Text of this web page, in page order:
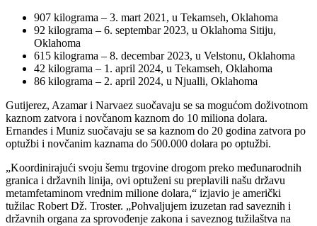
907 kilograma – 3. mart 2021, u Tekamseh, Oklahoma
92 kilograma – 6. septembar 2023, u Oklahoma Sitiju,
Oklahoma
615 kilograma – 8. decembar 2023, u Velstonu, Oklahoma
42 kilograma – 1. april 2024, u Tekamseh, Oklahoma
86 kilograma – 2. april 2024, u Njualli, Oklahoma
Gutijerez, Azamar i Narvaez suočavaju se sa mogućom doživotnom
kaznom zatvora i novčanom kaznom do 10 miliona dolara.
Ernandes i Muniz suočavaju se sa kaznom do 20 godina zatvora po
optužbi i novčanim kaznama do 500.000 dolara po optužbi.
„Koordinirajući svoju šemu trgovine drogom preko međunarodnih
granica i državnih linija, ovi optuženi su preplavili našu državu
metamfetaminom vrednim milione dolara,“ izjavio je američki
tužilac Robert Dž. Troster. „Pohvaljujem izuzetan rad saveznih i
državnih organa za sprovođenje zakona i saveznog tužilaštva na